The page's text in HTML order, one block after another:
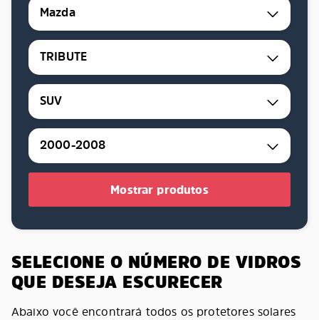
Mazda
TRIBUTE
SUV
2000-2008
Mostrar produtos
SELECIONE O NÚMERO DE VIDROS
QUE DESEJA ESCURECER
Abaixo você encontrará todos os protetores solares